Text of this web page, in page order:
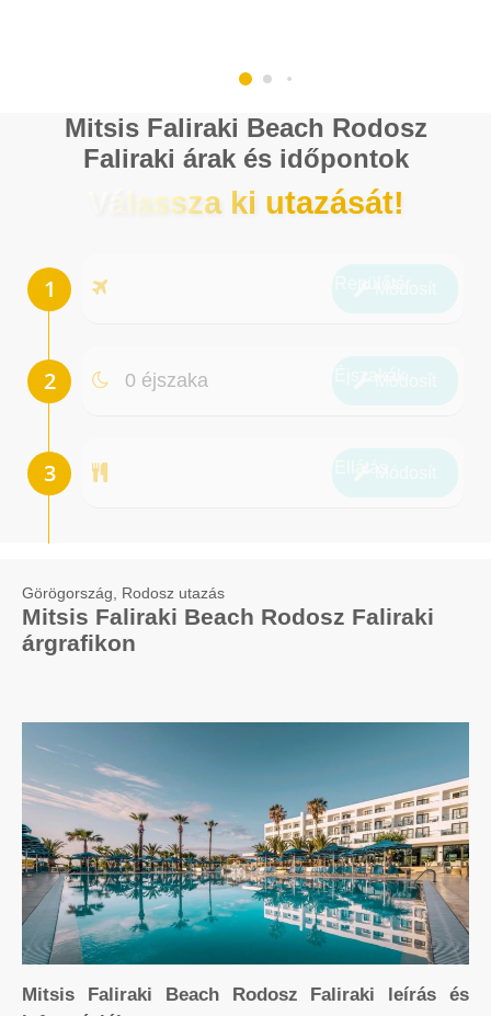
Mitsis Faliraki Beach Rodosz
Faliraki árak és időpontok
Válassza ki utazását!
0 éjszaka
Görögország, Rodosz utazás
Mitsis Faliraki Beach Rodosz Faliraki
árgrafikon
Mitsis Faliraki Beach Rodosz Faliraki leírás és